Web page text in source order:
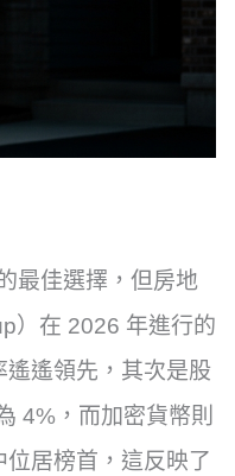
最佳選擇，但房地
）在 2026 年進行的
遙領先，其次是股
4%，而加密貨幣則
居榜首，這反映了